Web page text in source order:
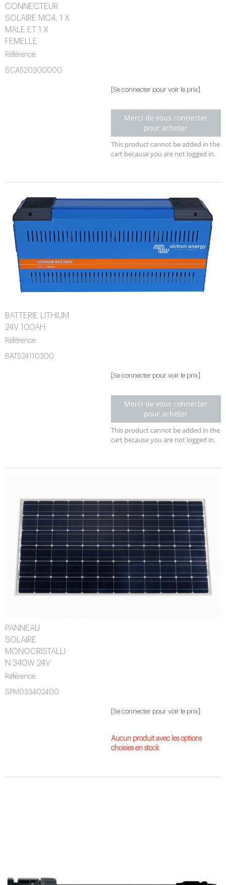
CONNECTEUR
SOLAIRE MC4, 1 X
MALE ET 1 X
FEMELLE
Référence:
SCA520300000
[Se connecter pour voir le prix]
Merci de vous connecter
pour acheter
This product cannot be added in the
cart because you are not logged in.
BATTERIE LITHIUM
24V 100AH
Référence:
BAT524110300
[Se connecter pour voir le prix]
Merci de vous connecter
pour acheter
This product cannot be added in the
cart because you are not logged in.
PANNEAU
SOLAIRE
MONOCRISTALLI
N 340W 24V
Référence:
SPM033402400
[Se connecter pour voir le prix]
Aucun produit avec les options
choisies en stock